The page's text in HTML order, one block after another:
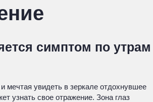
симптом по утрам
мечтая увидеть в зеркале отдохнувшее
узнать свое отражение. Зона глаз